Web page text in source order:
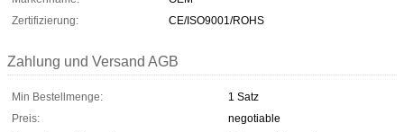
Zertifizierung:
CE/ISO9001/ROHS
Zahlung und Versand AGB
Min Bestellmenge:
1 Satz
Preis:
negotiable